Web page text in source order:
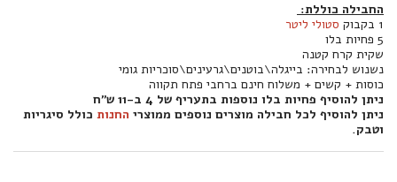
החבילה כוללת:
1 בקבוק
סטולי ליטר
5 פחיות בלו
שקית קרח קטנה
נשנוש לבחירה: בייגלה\בוטנים\גרעינים\סוכריות גומי
כוסות + קשים + משלוח חינם ברחבי פתח תקווה
ניתן להוסיף פחיות בלו נוספות בתעריף של 4 ב-11 ש"ח
ניתן להוסיף לכל חבילה מוצרים נוספים ממוצרי החנות כולל סיגריות
וטבק.